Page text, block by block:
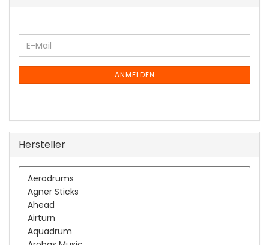
WEITER
ZUR
NEWSLETTER-
E-
Mail
ANMELDEN
Hersteller